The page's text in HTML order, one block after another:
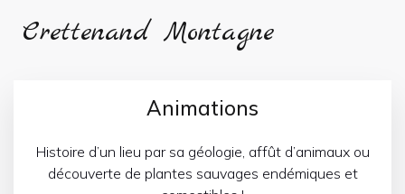
Crettenand Montagne
Animations
Histoire d’un lieu par sa géologie, affût d’animaux ou
découverte de plantes sauvages endémiques et